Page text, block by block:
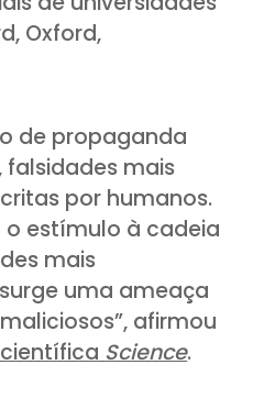
Oxford,
de propaganda
falsidades mais
por humanos.
o estímulo à cadeia
mais
uma ameaça
afirmou
Science.